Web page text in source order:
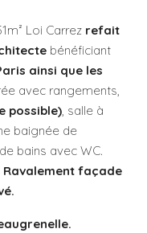
Loi Carrez refait
bénéficiant
ainsi que les
avec rangements,
possible), salle à
baignée de
bains avec WC.
Ravalement façade